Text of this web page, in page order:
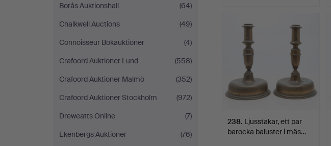
Borås Auktionshall
(64)
Chalkwell Auctions
(49)
Connoisseur Bokauktioner
(4)
Crafoord Auktioner Lund
(558)
Crafoord Auktioner Malmö
(352)
Crafoord Auktioner Stockholm
(972)
Dreweatts Online
(7)
Ekenbergs Auktioner
(76)
238. Ljusstakar, ett par
barocka baluster i mäs…